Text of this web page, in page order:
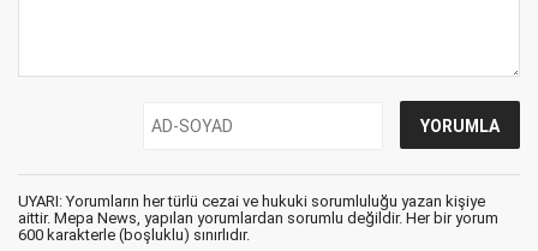
UYARI: Yorumların her türlü cezai ve hukuki sorumluluğu yazan kişiye
aittir. Mepa News, yapılan yorumlardan sorumlu değildir. Her bir yorum
600 karakterle (boşluklu) sınırlıdır.